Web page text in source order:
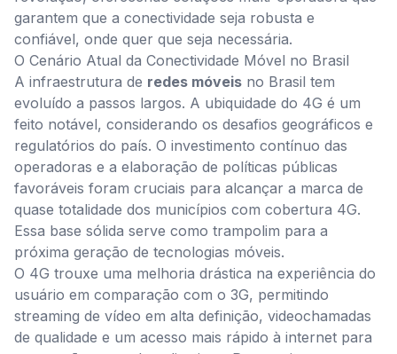
garantem que a conectividade seja robusta e
confiável, onde quer que seja necessária.
O Cenário Atual da Conectividade Móvel no Brasil
A infraestrutura de redes móveis no Brasil tem
evoluído a passos largos. A ubiquidade do 4G é um
feito notável, considerando os desafios geográficos e
regulatórios do país. O investimento contínuo das
operadoras e a elaboração de políticas públicas
favoráveis foram cruciais para alcançar a marca de
quase totalidade dos municípios com cobertura 4G.
Essa base sólida serve como trampolim para a
próxima geração de tecnologias móveis.
O 4G trouxe uma melhoria drástica na experiência do
usuário em comparação com o 3G, permitindo
streaming de vídeo em alta definição, videochamadas
de qualidade e um acesso mais rápido à internet para